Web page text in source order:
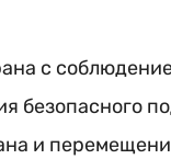
с
безопасного
и